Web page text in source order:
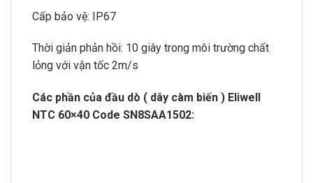
Cấp bảo vệ: IP67
Thời giản phản hồi: 10 giây trong môi trường chất
lỏng với vận tốc 2m/s
Các phần của đầu dò ( dây càm biến ) Eliwell
NTC 60×40 Code SN8SAA1502: